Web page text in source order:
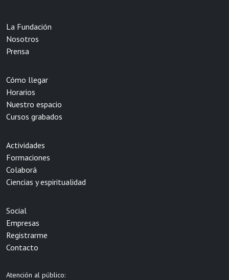
La Fundación
Nosotros
Prensa
Cómo llegar
Horarios
Nuestro espacio
Cursos grabados
Actividades
Formaciones
Colaborá
Ciencias y espiritualidad
Social
Empresas
Registrarme
Contacto
Atención al público: